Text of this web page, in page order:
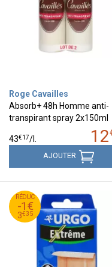
Roge Cavailles
Absorb+ 48h Homme anti-
transpirant spray 2x150ml
12
43€17/l.
AJOUTER
RÉDUC
-1€
3€35
4
€
35
3
€
35